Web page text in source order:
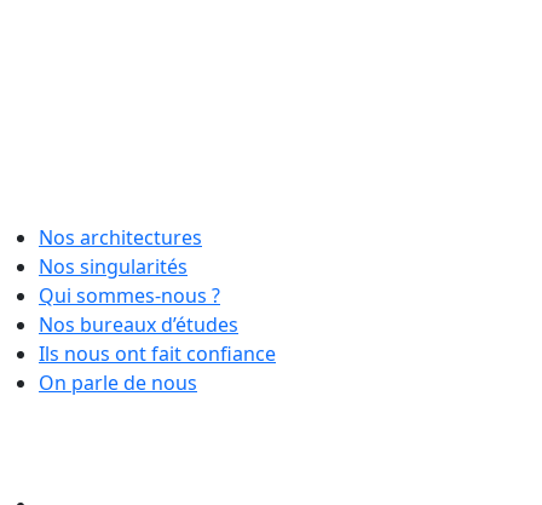
Nos architectures
Nos singularités
Qui sommes-nous ?
Nos bureaux d’études
Ils nous ont fait confiance
On parle de nous